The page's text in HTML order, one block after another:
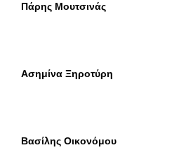
Πάρης Μουτσινάς
Ασημίνα Ξηροτύρη
Βασίλης Οικονόμου